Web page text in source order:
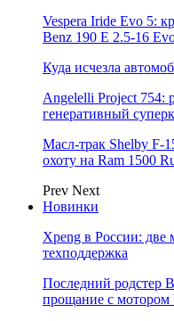
Vespera Iride Evo 5:
Benz 190 E 2.5-16
Куда исчезла
Angelelli Project 754:
генеративный
Масл-трак Shelby F-
охоту на Ram 1500
Prev Next
Новинки
Xpeng в России: две
техподдержка
Последний родстер
прощание с мотором